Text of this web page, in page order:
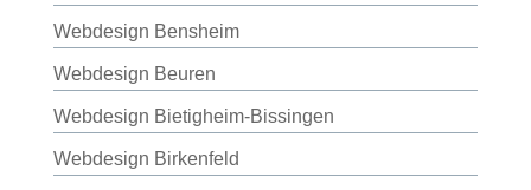
Webdesign Bensheim
Webdesign Beuren
Webdesign Bietigheim-Bissingen
Webdesign Birkenfeld